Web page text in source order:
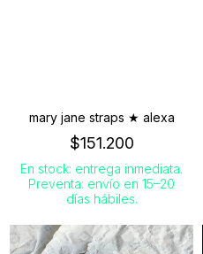
mary jane straps ★ alexa
$151.200
En stock: entrega inmediata.
Preventa: envío en 15–20
días hábiles.